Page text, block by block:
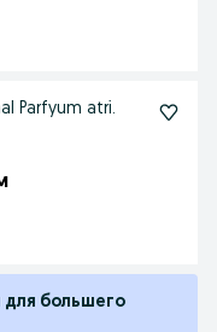
Parfyum atri.
большего